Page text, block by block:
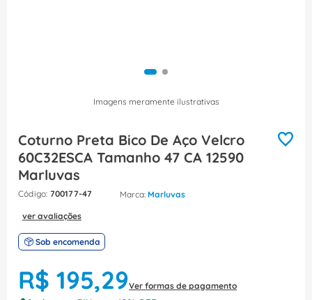
Imagens meramente ilustrativas
Coturno Preta Bico De Aço Velcro
60C32ESCA Tamanho 47 CA 12590
Marluvas
: 700177-47 Marluvas
ver avaliações
Sob encomenda
R$ 195,29Ver formas de pagamento